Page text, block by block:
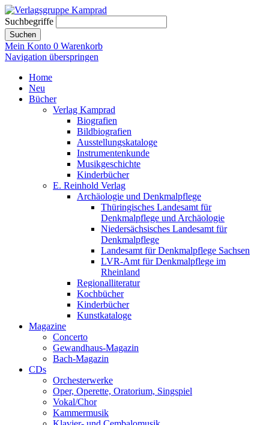
Suchbegriffe
Suchen
Mein Konto 0 Warenkorb
Navigation überspringen
Home
Neu
Bücher
Verlag Kamprad
Biografien
Bildbiografien
Ausstellungskataloge
Instrumentenkunde
Musikgeschichte
Kinderbücher
E. Reinhold Verlag
Archäologie und Denkmalpflege
Thüringisches Landesamt für
Denkmalpflege und Archäologie
Niedersächsisches Landesamt für
Denkmalpflege
Landesamt für Denkmalpflege Sachsen
LVR-Amt für Denkmalpflege im
Rheinland
Regionalliteratur
Kochbücher
Kinderbücher
Kunstkataloge
Magazine
Concerto
Gewandhaus-Magazin
Bach-Magazin
CDs
Orchesterwerke
Oper, Operette, Oratorium, Singspiel
Vokal/Chor
Kammermusik